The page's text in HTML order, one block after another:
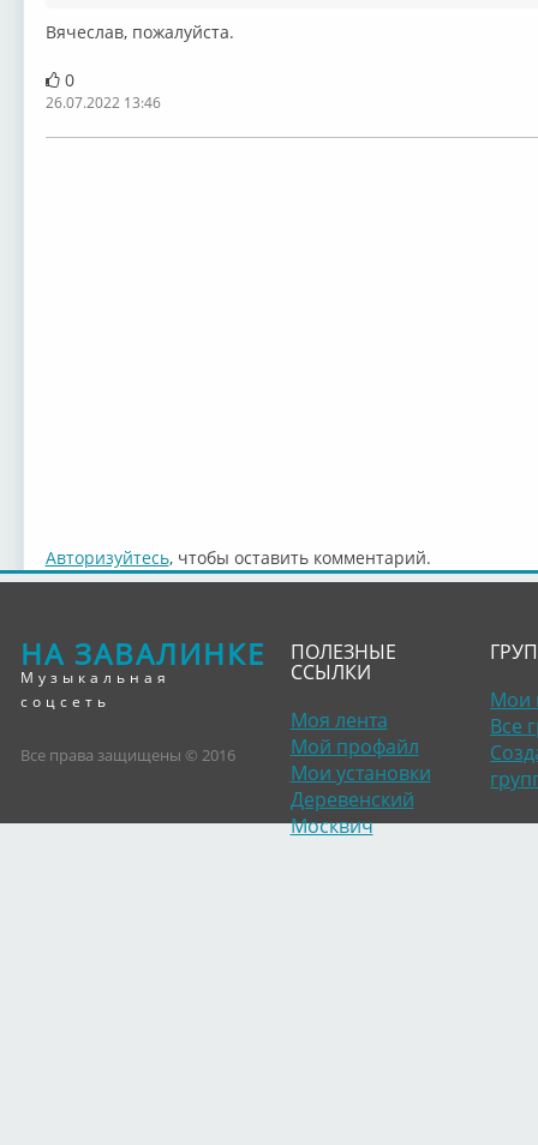
Вячеслав, пожалуйста.
0
26.07.2022 13:46
Авторизуйтесь, чтобы оставить комментарий.
НА ЗАВАЛИНКЕ
Музыкальная
соцсеть
Все права защищены © 2016
ПОЛЕЗНЫЕ
ССЫЛКИ
Моя лента
Мой профайл
Мои установки
Деревенский
Москвич
Мои
Все